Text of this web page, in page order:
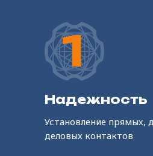
Установление прямых,
деловых контактов
Надежность
1